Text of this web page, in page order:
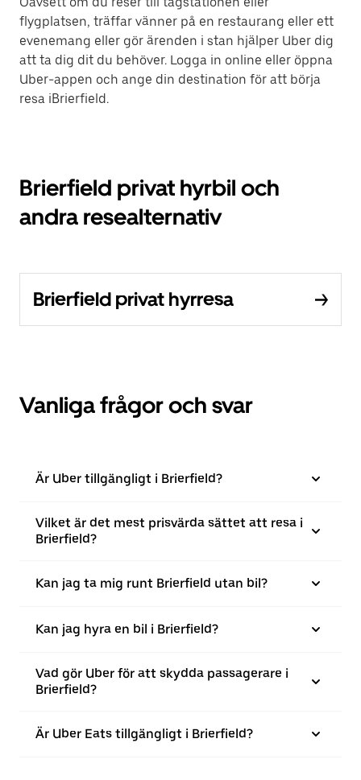
flygplatsen, träffar vänner på en restaurang eller ett
evenemang eller gör ärenden i stan hjälper Uber dig
att ta dig dit du behöver. Logga in online eller öppna
Uber-appen och ange din destination för att börja
resa iBrierfield.
Brierfield privat hyrbil och
andra resealternativ
Brierfield privat hyrresa
Vanliga frågor och svar
Är Uber tillgängligt i Brierfield?
Vilket är det mest prisvärda sättet att resa i
Brierfield?
Kan jag ta mig runt Brierfield utan bil?
Kan jag hyra en bil i Brierfield?
Vad gör Uber för att skydda passagerare i
Brierfield?
Är Uber Eats tillgängligt i Brierfield?